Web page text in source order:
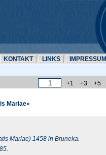
KONTAKT LINKS IMPRESSUM
+1 +3 +5
Mariae»
Mariae) 1458 in Bruneka.